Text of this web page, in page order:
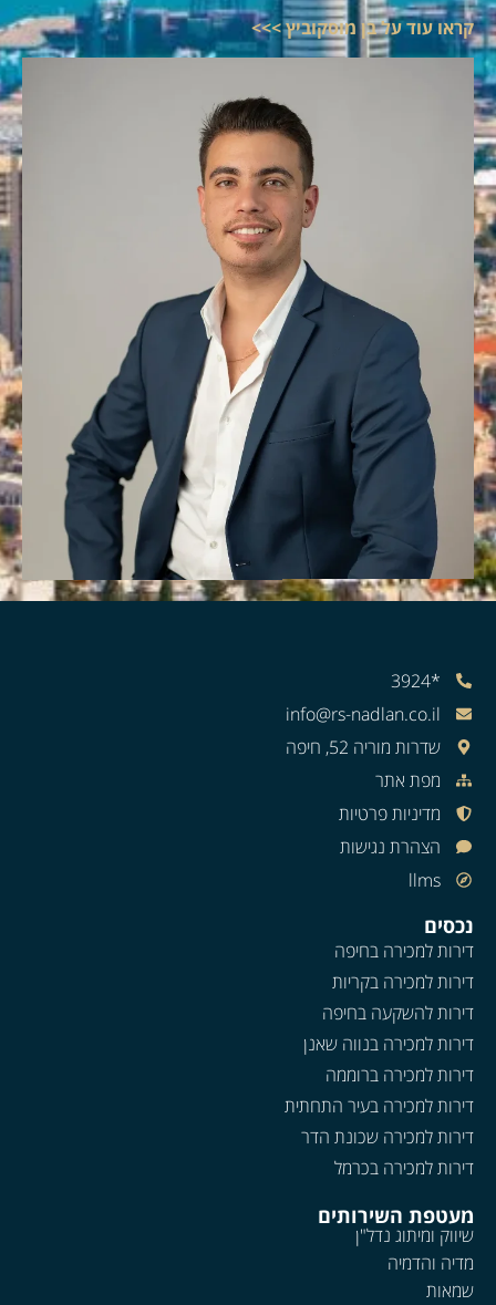
קראו עוד על בן מוסקוביץ >>>
*3924
info@rs-nadlan.co.il
שדרות מוריה 52, חיפה
מפת אתר
מדיניות פרטיות
הצהרת נגישות
llms
נכסים
דירות למכירה בחיפה
דירות למכירה בקריות
דירות להשקעה בחיפה
דירות למכירה בנווה שאנן
דירות למכירה ברוממה
דירות למכירה בעיר התחתית
דירות למכירה שכונת הדר
דירות למכירה בכרמל
מעטפת השירותים
שיווק ומיתוג נדל"ן
מדיה והדמיה
שמאות